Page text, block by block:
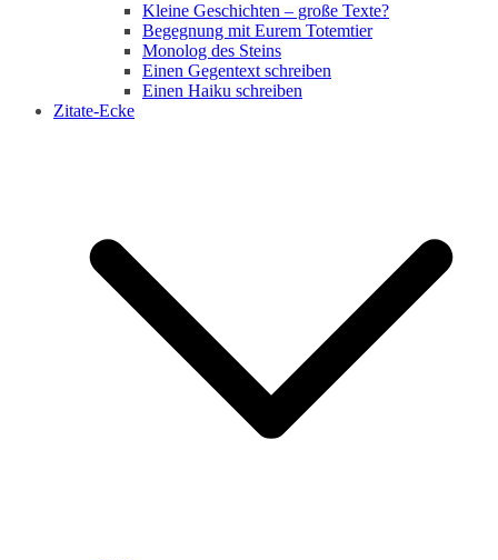
Kleine Geschichten – große Texte?
Begegnung mit Eurem Totemtier
Monolog des Steins
Einen Gegentext schreiben
Einen Haiku schreiben
Zitate-Ecke